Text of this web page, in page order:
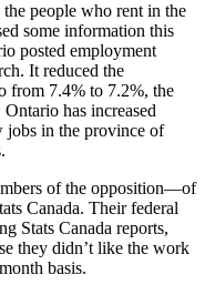
people who rent in the
some information this
posted employment
It reduced the
from 7.4% to 7.2%, the
has increased
in the province of
of the opposition—of
Canada. Their federal
Stats Canada reports,
they didn’t like the work
basis.